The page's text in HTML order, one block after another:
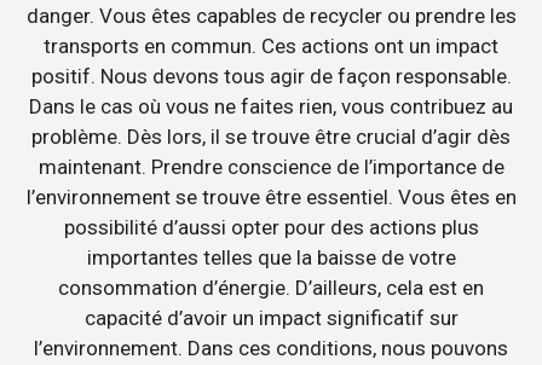
danger. Vous êtes capables de recycler ou prendre les
transports en commun. Ces actions ont un impact
positif. Nous devons tous agir de façon responsable.
Dans le cas où vous ne faites rien, vous contribuez au
problème. Dès lors, il se trouve être crucial d’agir dès
maintenant. Prendre conscience de l’importance de
l’environnement se trouve être essentiel. Vous êtes en
possibilité d’aussi opter pour des actions plus
importantes telles que la baisse de votre
consommation d’énergie. D’ailleurs, cela est en
capacité d’avoir un impact significatif sur
l’environnement. Dans ces conditions, nous pouvons